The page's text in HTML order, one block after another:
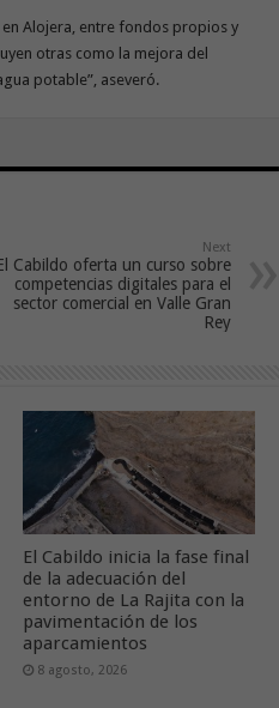
en Alojera, entre fondos propios y
otras como la mejora del
potable”, aseveró.
Next
Cabildo oferta un curso sobre
competencias digitales para el
sector comercial en Valle Gran
Rey
El Cabildo inicia la fase final
de la adecuación del
entorno de La Rajita con la
pavimentación de los
aparcamientos
8 agosto, 2026